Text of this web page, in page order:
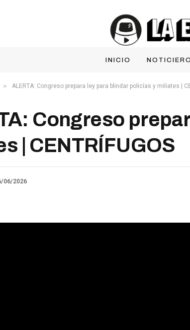
INICIO NOTICIERO
» ALERTA: Congreso prepara ley para blindar policías y miliates |
Congreso
| CENTRÍFUGOS
06/2026